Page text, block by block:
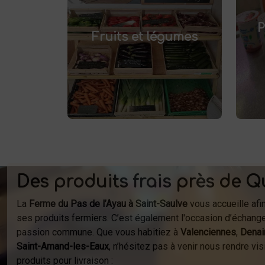
Fruits et légumes
Achetez des
fruits et légumes
frais à Saint-Saulve
et savourez
des produits de saison, cultivés
localement. Goûtez la différence
: des produits sains et
respectueux de l'environnement.
Vente directe à la ferme ou
livraison à domicile.
Des produits frais près de
La Ferme du Pas de l’Ayau à Saint-Saulve vous accueille
ses produits fermiers. C’est également l'occasion
passion commune. Que vous habitiez à Valenciennes,
Saint-Amand-les-Eaux, n’hésitez pas à venir nous rendre
produits pour livraison :